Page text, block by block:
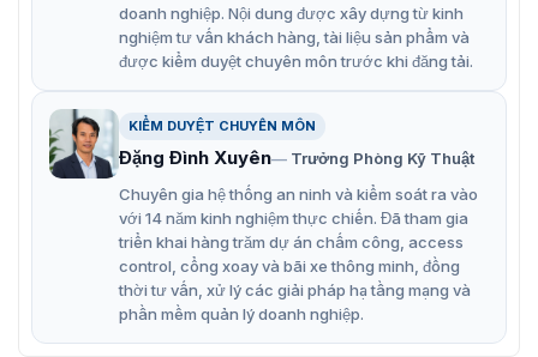
Cảm bến hình ảnh lên đến 2MP 1 / 2,8 ”Sony
STARVIS
CMOS H.265 nén
Ống kính 3,6mm chất lượng cao 30m IR
Tích hợp các công nghệ PoE
Thuật toán nhận diện khuôn mặt
Phân tích video thông minh
Xem từ xa qua ứng dụng di động VMS
Chống sét lên đến 6kV
doanh nghiệp. Nội dung được xây dựng từ kinh
nghiệm tư vấn khách hàng, tài liệu sản phẩm và
được kiểm duyệt chuyên môn trước khi đăng tải.
KIỂM DUYỆT CHUYÊN MÔN
Đặng Đình Xuyên
Trưởng Phòng Kỹ Thuật
Chuyên gia hệ thống an ninh và kiểm soát ra vào
với 14 năm kinh nghiệm thực chiến. Đã tham gia
triển khai hàng trăm dự án chấm công, access
control, cổng xoay và bãi xe thông minh, đồng
thời tư vấn, xử lý các giải pháp hạ tầng mạng và
phần mềm quản lý doanh nghiệp.